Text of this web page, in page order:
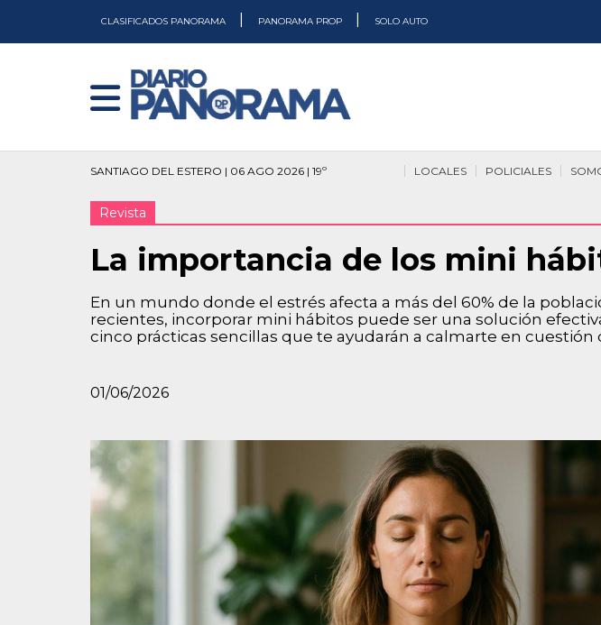
CLASIFICADOS PANORAMA PANORAMA PROP SOLO AUTO
SANTIAGO DEL ESTERO | 06 AGO 2026 | 19º POLICIALES
LOCALES
Revista
La importancia de los mini
En un mundo donde el estrés afecta a más del 60% de la
recientes, incorporar mini hábitos puede ser una solución
cinco prácticas sencillas que te ayudarán a calmarte en cuestión
01/06/2026